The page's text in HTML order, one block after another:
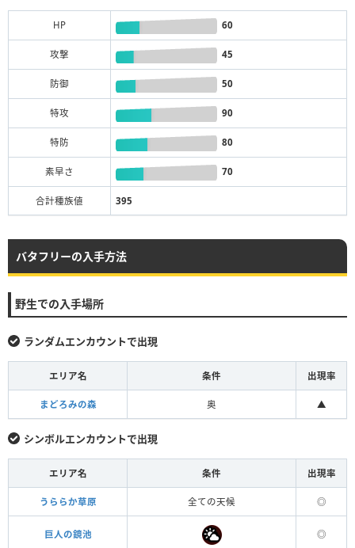
HP 60
攻撃 45
防御 50
特攻 90
特防 80
素早さ 70
合計種族値 395
バタフリーの入手方法
野生での入手場所
ランダムエンカウントで出現
エリア名 条件 出現率
まどろみの森 奥 ▲
シンボルエンカウントで出現
エリア名 条件 出現率
うららか草原 全ての天候 ◎
巨人の鏡池 ◎